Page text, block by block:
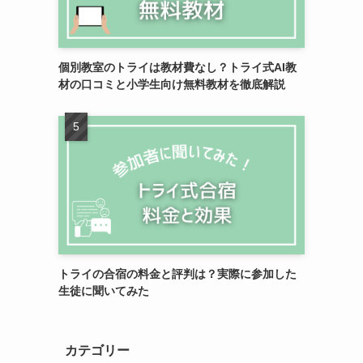
個別教室のトライは教材費なし？トライ式AI教
材の口コミと小学生向け無料教材を徹底解説
トライの合宿の料金と評判は？実際に参加した
生徒に聞いてみた
カテゴリー